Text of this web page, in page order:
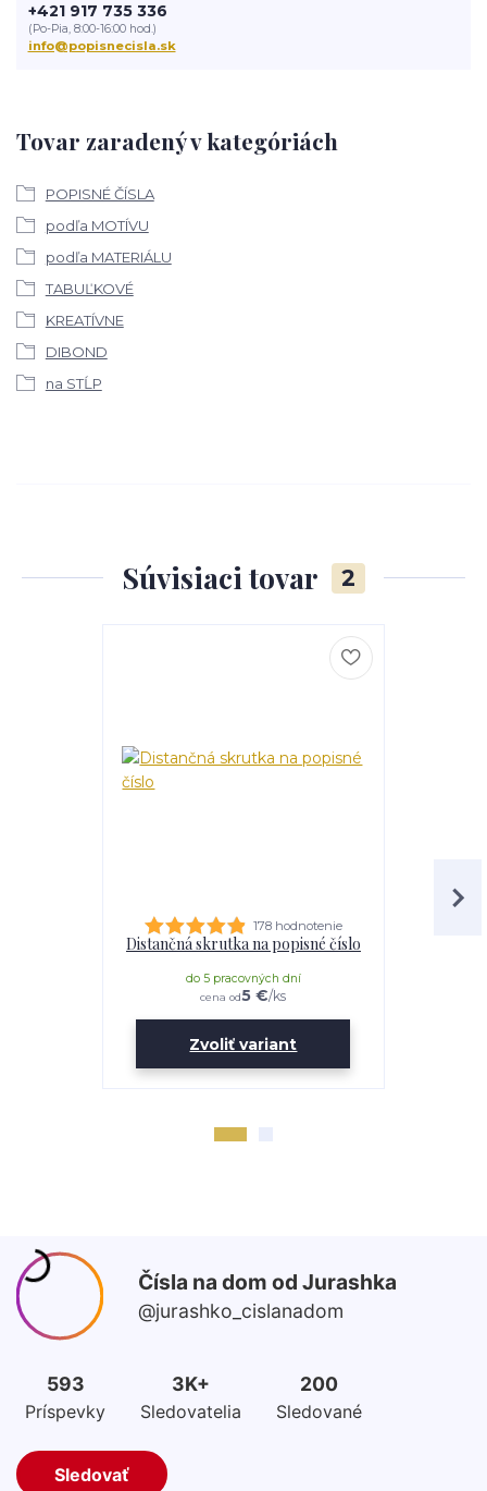
Tovar zaradený v kategóriách
POPISNÉ ČÍSLA
podľa MOTÍVU
podľa MATERIÁLU
TABUĽKOVÉ
KREATÍVNE
DIBOND
na STĹP
+421 917 735 336
(Po-Pia, 8:00-16:00 hod.)
info@popisnecisla.sk
Súvisiaci tovar 2
178 hodnotenie
Distančná skrutka na popisné číslo
cena od5 €/ks
do 5 pracovných dní
Zvoliť variant